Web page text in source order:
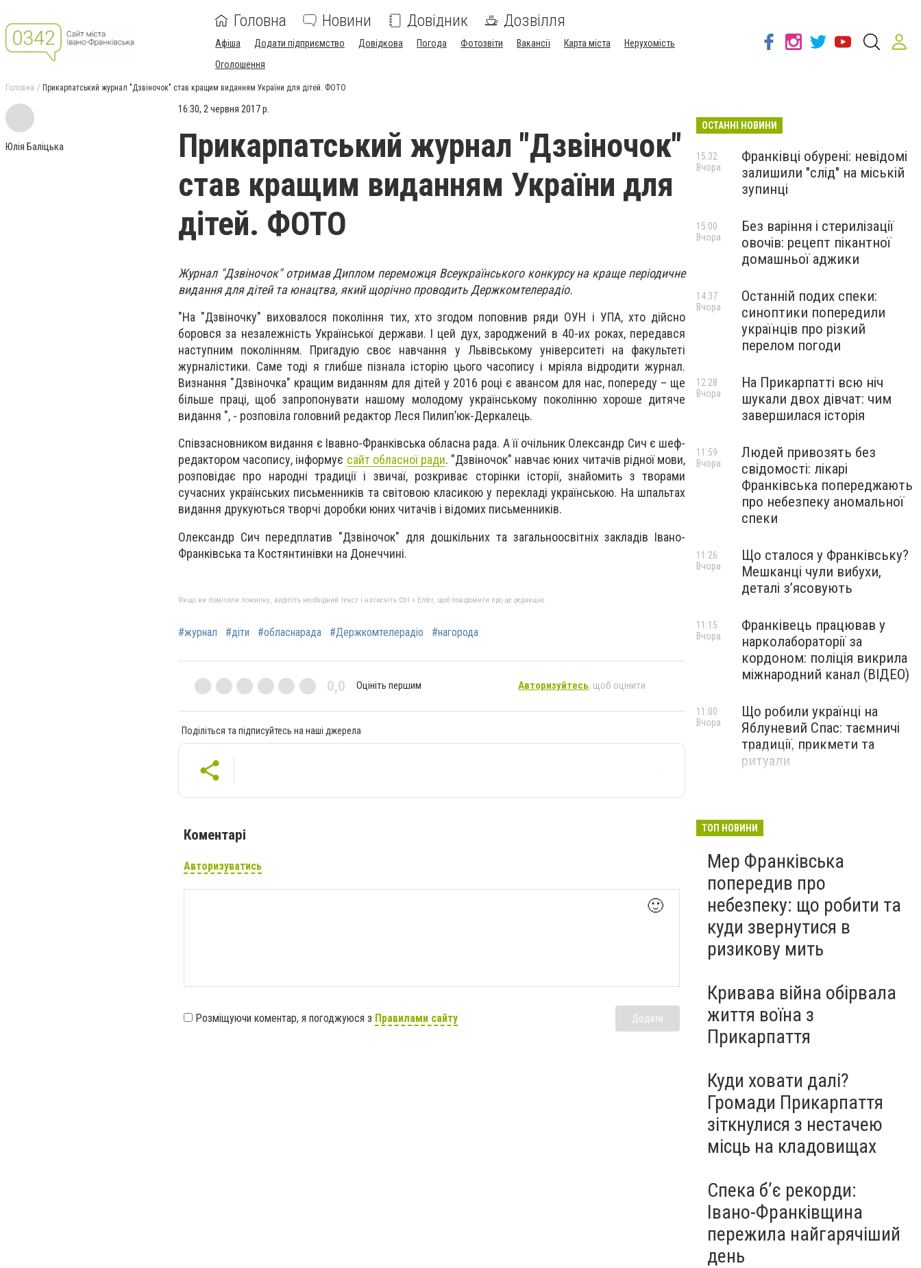
Головна Новини Довідник Дозвілля
Афіша Додати підприємство Довідкова Погода Фотозвіти Вакансії Карта міста
Нерухомість
Оголошення
Головна Прикарпатський журнал "Дзвіночок" став кращим виданням України для дітей. ФОТО
Юлія Баліцька
16:30, 2 червня 2017 р.
Прикарпатський журнал "Дзвіночок"
став кращим виданням України для
дітей. ФОТО
Журнал "Дзвіночок" отримав Диплом переможця Всеукраїнського конкурсу на краще періодичне
видання для дітей та юнацтва, який щорічно проводить Держкомтелерадіо.
"На "Дзвіночку" виховалося покоління тих, хто згодом поповнив ряди ОУН і УПА, хто дійсно
боровся за незалежність Української держави. І цей дух, зароджений в 40-их роках, передався
наступним поколінням. Пригадую своє навчання у Львівському університеті на факультеті
журналістики. Саме тоді я глибше пізнала історію цього часопису і мріяла відродити журнал.
Визнання "Дзвіночка" кращим виданням для дітей у 2016 році є авансом для нас, попереду – ще
більше праці, щоб запропонувати нашому молодому українському поколінню хороше дитяче
видання ", - розповіла головний редактор Леся Пилип’юк-Деркалець.
Співзасновником видання є Івавно-Франківська обласна рада. А її очільник Олександр Сич є шеф-
редактором часопису, інформує сайт обласної ради. "Дзвіночок" навчає юних читачів рідної мови,
розповідає про народні традиції і звичаї, розкриває сторінки історії, знайомить з творами
сучасних українських письменників та світовою класикою у перекладі українською. На шпальтах
видання друкуються творчі доробки юних читачів і відомих письменників.
Олександр Сич передплатив "Дзвіночок" для дошкільних та загальноосвітніх закладів Івано-
Франківська та Костянтинівки на Донеччині.
Якщо ви помітили помилку, виділіть необхідний текст і натисніть Ctrl + Enter, щоб повідомити про це редакцію
#журнал #діти #обласнарада #Держкомтелерадіо #нагорода
0,0 Оцініть першим Авторизуйтесь, щоб оцінити
Поділіться та підписуйтесь на наші джерела
Коментарі
Авторизуватись
🙂
Розміщуючи коментар, я погоджуюся з Правилами сайту Додати
ОСТАННІ НОВИНИ
Франківці обурені: невідомі
залишили "слід" на міській
зупинці
15:32
Вчора
Без варіння і стерилізації
овочів: рецепт пікантної
домашньої аджики
15:00
Вчора
Останній подих спеки:
синоптики попередили
українців про різкий
перелом погоди
14:37
Вчора
На Прикарпатті всю ніч
шукали двох дівчат: чим
завершилася історія
12:28
Вчора
Людей привозять без
свідомості: лікарі
Франківська попереджають
про небезпеку аномальної
спеки
11:59
Вчора
Що сталося у Франківську?
Мешканці чули вибухи,
деталі з’ясовують
11:26
Вчора
Франківець працював у
нарколабораторії за
кордоном: поліція викрила
міжнародний канал (ВІДЕО)
11:15
Вчора
Що робили українці на
Яблуневий Спас: таємничі
традиції, прикмети та
ритуали
11:00
Вчора
ТОП НОВИНИ
Мер Франківська
попередив про
небезпеку: що робити та
куди звернутися в
ризикову мить
Кривава війна обірвала
життя воїна з
Прикарпаття
Куди ховати далі?
Громади Прикарпаття
зіткнулися з нестачею
місць на кладовищах
Спека б’є рекорди:
Івано-Франківщина
пережила найгарячіший
день